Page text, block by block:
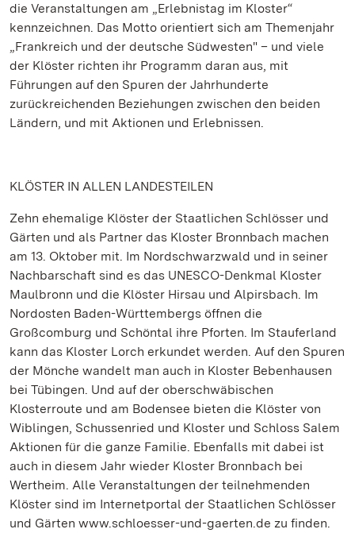
die Veranstaltungen am „Erlebnistag im Kloster“
kennzeichnen. Das Motto orientiert sich am Themenjahr
„Frankreich und der deutsche Südwesten" – und viele
der Klöster richten ihr Programm daran aus, mit
Führungen auf den Spuren der Jahrhunderte
zurückreichenden Beziehungen zwischen den beiden
Ländern, und mit Aktionen und Erlebnissen.
KLÖSTER IN ALLEN LANDESTEILEN
Zehn ehemalige Klöster der Staatlichen Schlösser und
Gärten und als Partner das Kloster Bronnbach machen
am 13. Oktober mit. Im Nordschwarzwald und in seiner
Nachbarschaft sind es das UNESCO-Denkmal Kloster
Maulbronn und die Klöster Hirsau und Alpirsbach. Im
Nordosten Baden-Württembergs öffnen die
Großcomburg und Schöntal ihre Pforten. Im Stauferland
kann das Kloster Lorch erkundet werden. Auf den Spuren
der Mönche wandelt man auch in Kloster Bebenhausen
bei Tübingen. Und auf der oberschwäbischen
Klosterroute und am Bodensee bieten die Klöster von
Wiblingen, Schussenried und Kloster und Schloss Salem
Aktionen für die ganze Familie. Ebenfalls mit dabei ist
auch in diesem Jahr wieder Kloster Bronnbach bei
Wertheim. Alle Veranstaltungen der teilnehmenden
Klöster sind im Internetportal der Staatlichen Schlösser
und Gärten www.schloesser-und-gaerten.de zu finden.